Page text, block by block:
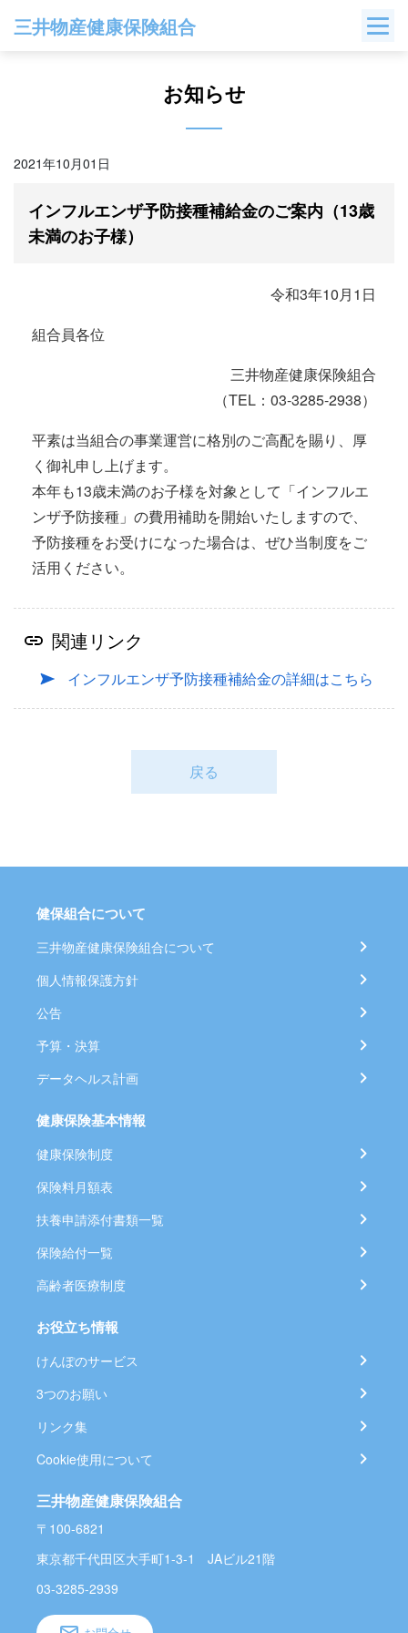
三井物産健康保険組合
お知らせ
2021年10月01日
インフルエンザ予防接種補給金のご案内（13歳
未満のお子様）
令和3年10月1日
組合員各位
三井物産健康保険組合
（TEL：03-3285-2938）
平素は当組合の事業運営に格別のご高配を賜り、厚
く御礼申し上げます。
本年も13歳未満のお子様を対象として「インフルエ
ンザ予防接種」の費用補助を開始いたしますので、
予防接種をお受けになった場合は、ぜひ当制度をご
活用ください。
関連リンク
インフルエンザ予防接種補給金の詳細はこちら
戻る
健保組合について
三井物産健康保険組合について
個人情報保護方針
公告
予算・決算
データヘルス計画
健康保険基本情報
健康保険制度
保険料月額表
扶養申請添付書類一覧
保険給付一覧
高齢者医療制度
お役立ち情報
けんぽのサービス
3つのお願い
リンク集
Cookie使用について
三井物産健康保険組合
〒100-6821
東京都千代田区大手町1-3-1 JAビル21階
03-3285-2939